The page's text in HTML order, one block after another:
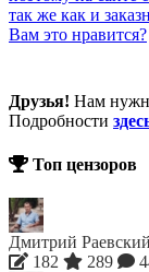
так же как и
Вам это нравится?
Друзья! Нам
Подробности
Топ цензоров
Дмитрий Раевский
182
289